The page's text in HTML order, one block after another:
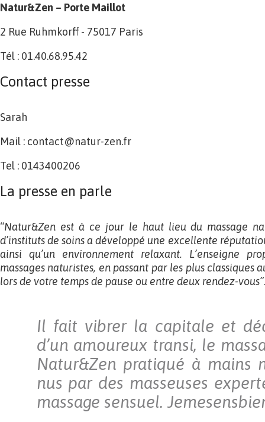
Natur&Zen – Porte Maillot
2 Rue Ruhmkorff - 75017 Paris
Tél : 01.40.68.95.42
Contact presse
Sarah
Mail : contact@natur-zen.fr
Tel : 0143400206
La presse en parle
“Natur&Zen est à ce jour le haut lieu du massage
d’instituts de soins a développé une excellente
ainsi qu’un environnement relaxant. L’enseigne
massages naturistes, en passant par les plus classiques
lors de votre temps de pause ou entre deux rendez-vous”
Il fait vibrer la capitale et
d’un amoureux transi, le
Natur&Zen pratiqué à mains
nus par des masseuses
massage sensuel.